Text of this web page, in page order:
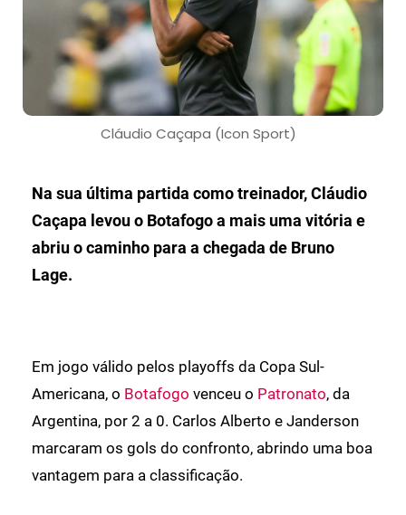
Cláudio Caçapa (Icon Sport)
Na sua última partida como treinador, Cláudio
Caçapa levou o Botafogo a mais uma vitória e
abriu o caminho para a chegada de Bruno
Lage.
Em jogo válido pelos playoffs da Copa Sul-
Americana, o Botafogo venceu o Patronato, da
Argentina, por 2 a 0. Carlos Alberto e Janderson
marcaram os gols do confronto, abrindo uma boa
vantagem para a classificação.